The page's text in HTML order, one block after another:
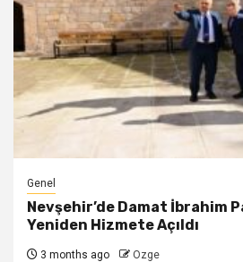
Genel
Nevşehir’de Damat İbrahim
Yeniden Hizmete Açıldı
3 months ago Ozge